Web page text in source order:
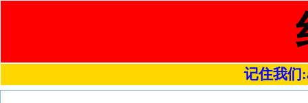
记住我们